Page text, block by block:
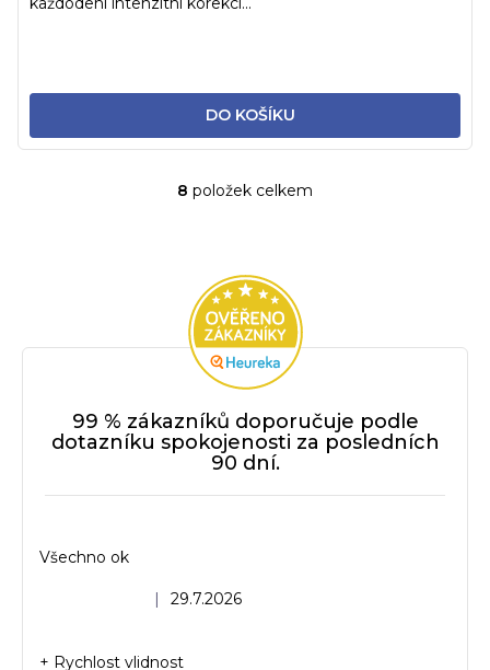
DO KOŠÍKU
O
á
d
a
c
í
p
r
v
k
y
8 položek celkem
99 % zákazníků doporučuje podle
dotazníku spokojenosti za posledních
90 dní.
Hodnocení obchodu je 5 z 5 hvězdiček.
| 29.7.2026
Všechno ok
+ Rychlost vlidnost